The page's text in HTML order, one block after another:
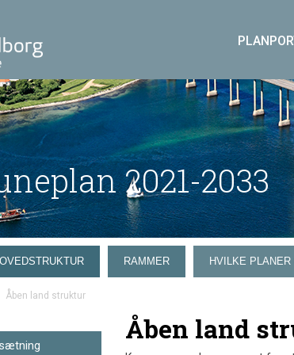
2021-2033
RAMMER HVILKE
Åben land struktur
Åben land